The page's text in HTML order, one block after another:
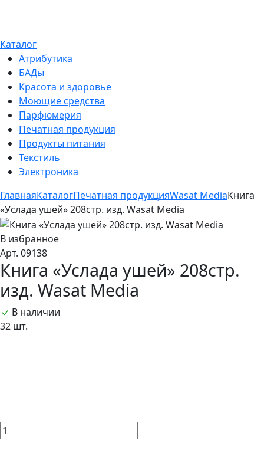
Каталог
Атрибутика
БАДы
Красота и здоровье
Моющие средства
Парфюмерия
Печатная продукция
Продукты питания
Текстиль
Электроника
ГлавнаяКаталогПечатная продукцияWasat MediaКнига
«Услада ушей» 208стр. изд. Wasat Media
В избранное
Арт. 09138
Книга «Услада ушей» 208стр.
изд. Wasat Media
В наличии
32 шт.